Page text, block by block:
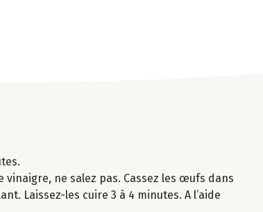
vinaigre, ne salez pas. Cassez les œufs dans
Laissez-les cuire 3 à 4 minutes. A l’aide